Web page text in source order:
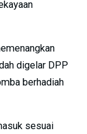
digelar DPP
berhadiah
sesuai